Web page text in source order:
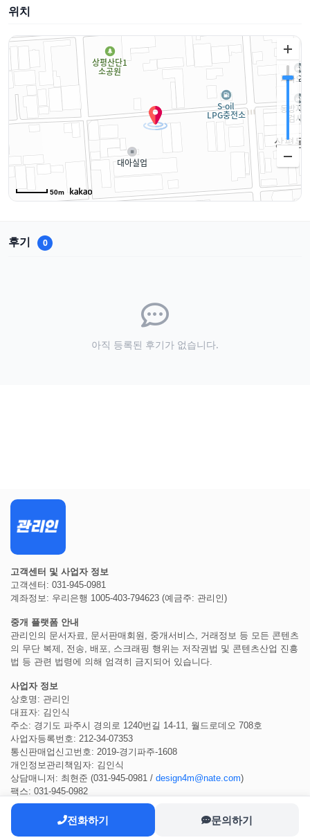
위치
50m
후기 0
아직 등록된 후기가 없습니다.
전화하기 문의하기
고객센터 및 사업자 정보
고객센터: 031-945-0981
계좌정보: 우리은행 1005-403-794623 (예금주: 관리인)
중개 플랫폼 안내
관리인의 문서자료, 문서판매회원, 중개서비스, 거래정보 등 모든 콘텐츠
의 무단 복제, 전송, 배포, 스크래핑 행위는 저작권법 및 콘텐츠산업 진흥
법 등 관련 법령에 의해 엄격히 금지되어 있습니다.
사업자 정보
상호명: 관리인
대표자: 김인식
주소: 경기도 파주시 경의로 1240번길 14-11, 월드로데오 708호
사업자등록번호: 212-34-07353
통신판매업신고번호: 2019-경기파주-1608
개인정보관리책임자: 김인식
상담매니저: 최현준 (031-945-0981 / design4m@nate.com)
팩스: 031-945-0982
COPYRIGHT ⓒ 2022관리인 ALL RIGHTS RESERVED.